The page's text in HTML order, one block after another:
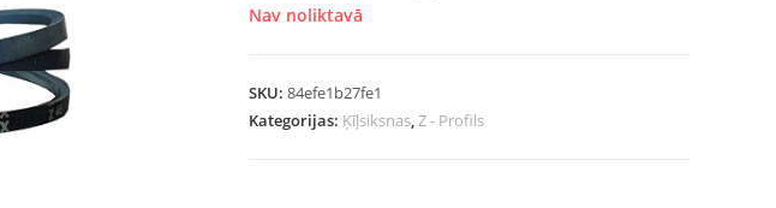
Nav noliktavā
SKU:84efe1b27fe1
Kategorijas: Ķīļsiksnas,Z - Profils